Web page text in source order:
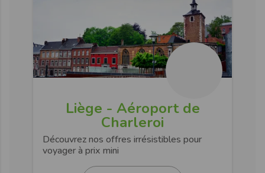
Liège - Aéroport de
Charleroi
Découvrez nos offres irrésistibles pour
voyager à prix mini